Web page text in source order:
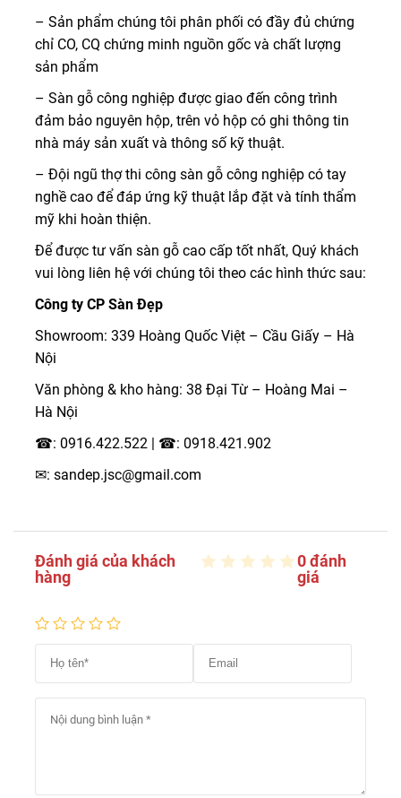
– Sản phẩm chúng tôi phân phối có đầy đủ chứng
chỉ CO, CQ chứng minh nguồn gốc và chất lượng
sản phẩm
– Sàn gỗ công nghiệp được giao đến công trình
đảm bảo nguyên hộp, trên vỏ hộp có ghi thông tin
nhà máy sản xuất và thông số kỹ thuật.
– Đội ngũ thợ thi công sàn gỗ công nghiệp có tay
nghề cao để đáp ứng kỹ thuật lắp đặt và tính thẩm
mỹ khi hoàn thiện.
Để được tư vấn sàn gỗ cao cấp tốt nhất, Quý khách
vui lòng liên hệ với chúng tôi theo các hình thức sau:
Công ty CP Sàn Đẹp
Showroom: 339 Hoàng Quốc Việt – Cầu Giấy – Hà
Nội
Văn phòng & kho hàng: 38 Đại Từ – Hoàng Mai –
Hà Nội
☎: 0916.422.522 | ☎: 0918.421.902
✉: sandep.jsc@gmail.com
Đánh giá của khách
hàng
0 đánh
giá